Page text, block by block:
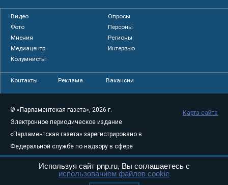
Видео
Опросы
Фото
Персоны
Мнения
Регионы
Медиацентр
Интервью
Колумнисты
Контакты Реклама Вакансии
© «Парламентская газета», 2026 г.
Электронное периодическое издание
«Парламентская газета» зарегистрировано в
Федеральной службе по надзору в сфере
связи, информационных технологий и
массовых коммуникаций (Роскомнадзор) 05
Карта сайта
Используя сайт pnp.ru, Вы соглашаетесь с
использованием файлов cookie